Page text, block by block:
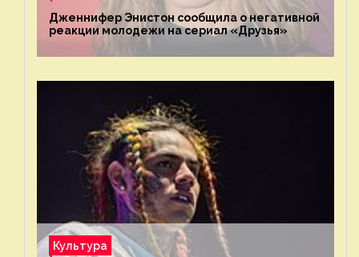
Дженнифер Энистон сообщила о негативной
реакции молодежи на сериал «Друзья»
Культура